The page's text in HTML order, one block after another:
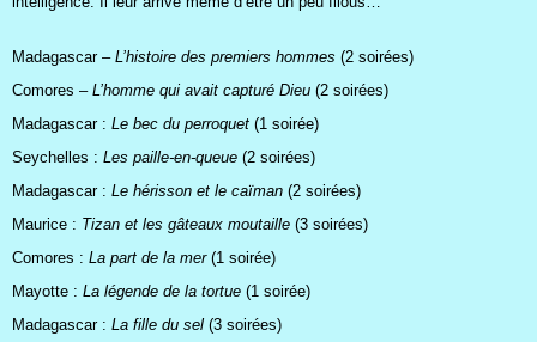
Madagascar – L’histoire des premiers hommes (2 soirées)
Comores – L’homme qui avait capturé Dieu (2 soirées)
Madagascar : Le bec du perroquet (1 soirée)
Seychelles : Les paille-en-queue (2 soirées)
Madagascar : Le hérisson et le caïman (2 soirées)
Maurice : Tizan et les gâteaux moutaille (3 soirées)
Comores : La part de la mer(1 soirée)
Mayotte : La légende de la tortue (1 soirée)
Madagascar : La fille du sel (3 soirées)